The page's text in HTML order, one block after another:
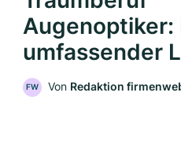
Augenoptiker:
umfassender
FW Von Redaktion